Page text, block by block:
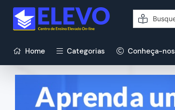
Home Categorias Conheça-nos